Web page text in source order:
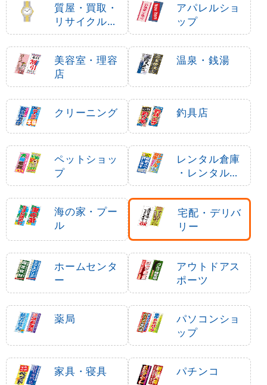
質屋・買取・
リサイクルシ
ョップ
アパレルショ
ップ
美容室・理容
店
温泉・銭湯
クリーニング 釣具店
ペットショッ
プ
レンタル倉庫
・レンタルボ
ックス
海の家・プー
ル
宅配・デリバ
リー
ホームセンタ
ー
アウトドアス
ポーツ
薬局
パソコンショ
ップ
家具・寝具 パチンコ